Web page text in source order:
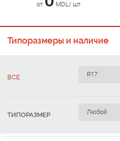
от MDL/ шт
Типоразмеры и наличие
ВСЕ
ТИПОРАЗМЕР